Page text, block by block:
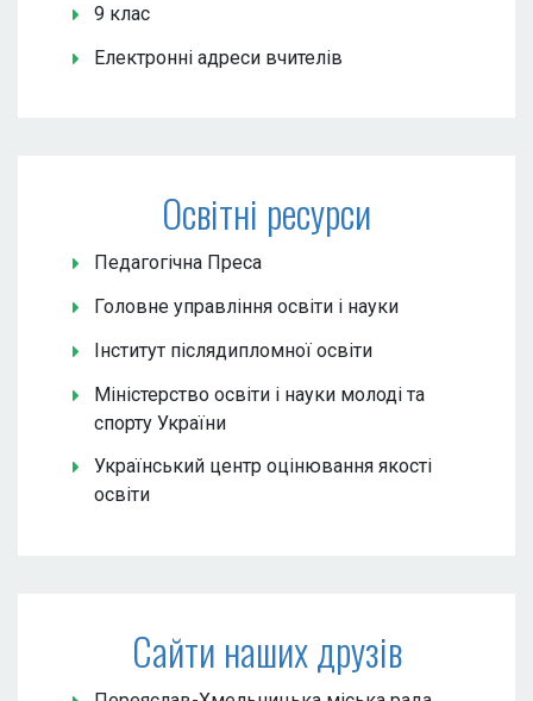
9 клас
Електронні адреси вчителів
Освітні ресурси
Педагогічна Преса
Головне управління освіти і науки
Інститут післядипломної освіти
Міністерство освіти і науки молоді та
спорту України
Український центр оцінювання якості
освіти
Сайти наших друзів